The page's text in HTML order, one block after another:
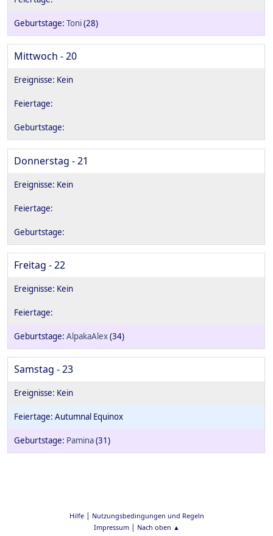
Toni(28)
Mittwoch - 20
Donnerstag - 21
Freitag - 22
AlpakaAlex(34)
Samstag - 23
Autumnal Equinox
Pamina(31)
Hilfe| Nutzungsbedingungen und Regeln
Impressum| Nach oben ▲